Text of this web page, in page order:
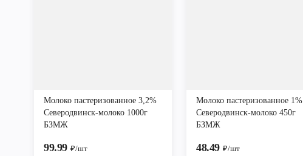
Молоко пастеризованное 3,2%
Северодвинск-молоко 1000г
БЗМЖ
99.99 ₽/шт
Молоко пастеризованное 1%
Северодвинск-молоко 450г
БЗМЖ
48.49 ₽/шт